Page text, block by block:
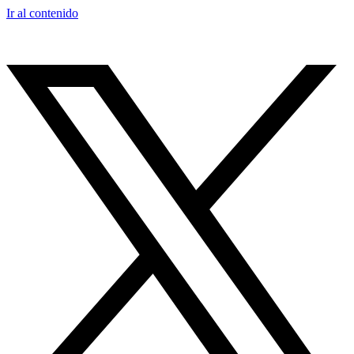
Ir al contenido